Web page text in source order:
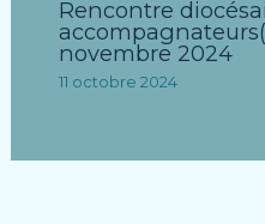
Rencontre
novembre 2024
11 octobre 2024